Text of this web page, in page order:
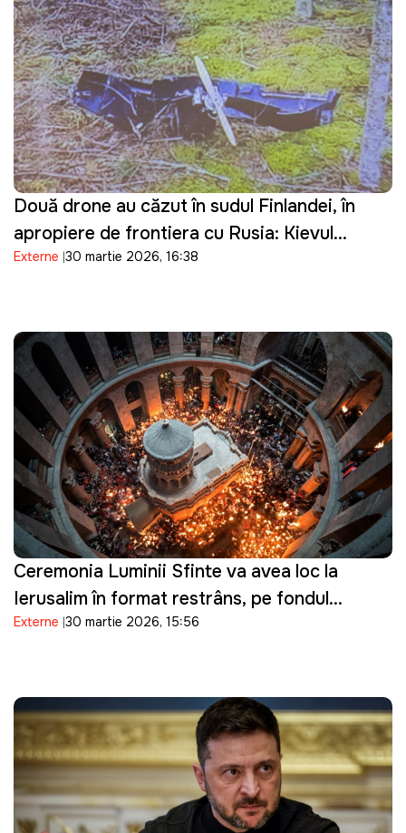
Două drone au căzut în sudul Finlandei, în
apropiere de frontiera cu Rusia: Kievul
prezintă scuze
Externe 30 martie 2026, 16:38
Ceremonia Luminii Sfinte va avea loc la
Ierusalim în format restrâns, pe fondul
tensiunilor de securitate
Externe 30 martie 2026, 15:56